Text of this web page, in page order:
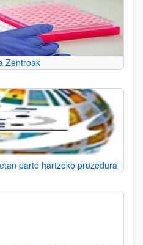
Zentroak
parte hartzeko prozedura